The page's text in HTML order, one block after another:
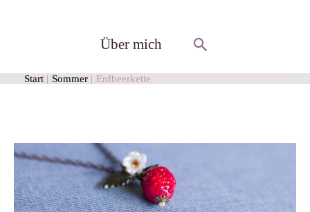
Über mich Suchen
Start Sommer Erdbeerkette